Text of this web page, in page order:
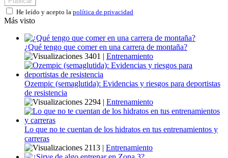
He leído y acepto la política de privacidad
Más visto
¿Qué tengo que comer en una carrera de montaña?
3401 | Entrenamiento
Ozempic (semaglutida): Evidencias y riesgos para deportistas
de resistencia
2294 | Entrenamiento
Lo que no te cuentan de los hidratos en tus entrenamientos y
carreras
2113 | Entrenamiento